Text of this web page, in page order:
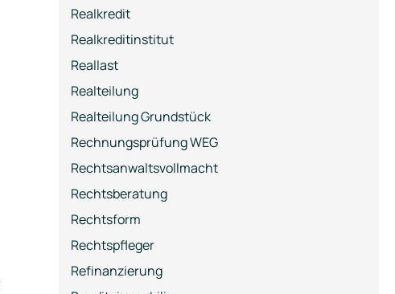
Realkredit
Realkreditinstitut
Reallast
Realteilung
Realteilung Grundstück
Rechnungsprüfung WEG
Rechtsanwaltsvollmacht
Rechtsberatung
Rechtsform
Rechtspfleger
Refinanzierung